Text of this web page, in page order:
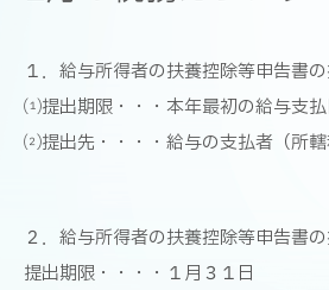
１．給与所得者の扶養控除等申告書
⑴提出期限・・・本年最初の給与支払
⑵提出先・・・・給与の支払者（所轄
２．給与所得者の扶養控除等申告書
提出期限・・・・１月３１日